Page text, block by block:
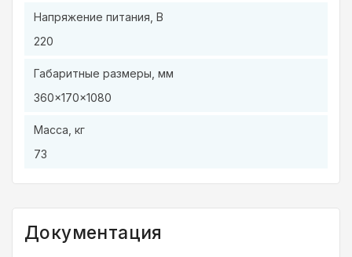
Напряжение питания, В
220
Габаритные размеры, мм
360×170×1080
Масса, кг
73
Документация